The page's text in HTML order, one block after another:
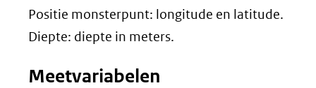
Positie monsterpunt: longitude en latitude.
Diepte: diepte in meters.
Meetvariabelen